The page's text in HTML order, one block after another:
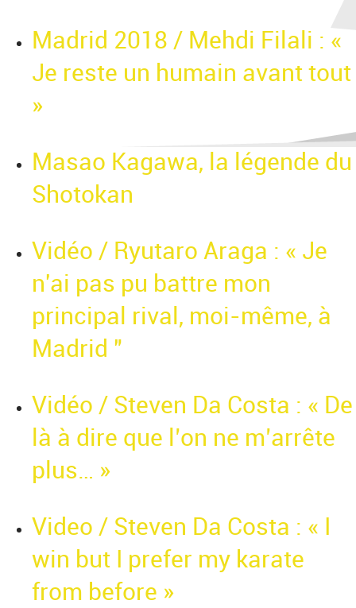
Madrid 2018 / Mehdi Filali : «
Je reste un humain avant tout
»
Masao Kagawa, la légende du
Shotokan
Vidéo / Ryutaro Araga : « Je
n'ai pas pu battre mon
principal rival, moi-même, à
Madrid "
Vidéo / Steven Da Costa : « De
là à dire que l’on ne m’arrête
plus… »
Video / Steven Da Costa : « I
win but I prefer my karate
from before »